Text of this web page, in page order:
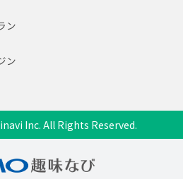
ン
ン
Inc. All Rights Reserved.